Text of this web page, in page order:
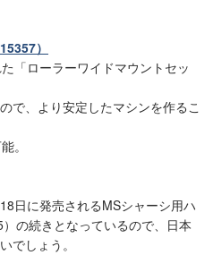
）
「ローラーワイドマウントセッ
で、より安定したマシンを作るこ
。
日に発売されるMSシャーシ用ハ
の続きとなっているので、日本
でしょう。